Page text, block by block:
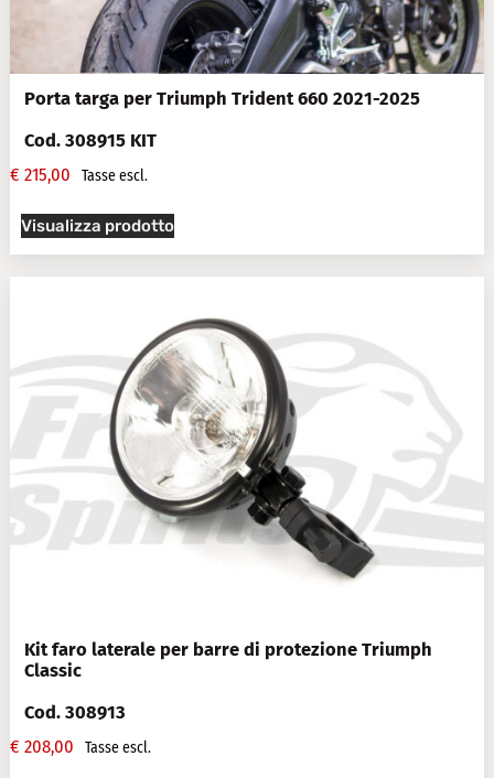
Porta targa per Triumph Trident 660 2021-2025
Cod. 308915 KIT
€ 215,00 Tasse escl.
Visualizza prodotto
Kit faro laterale per barre di protezione Triumph
Classic
Cod. 308913
€ 208,00 Tasse escl.